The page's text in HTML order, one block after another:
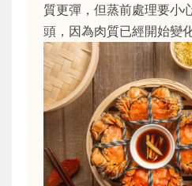
質更彈，但蒸前處理要小
頭，因為肉質已經開始變化